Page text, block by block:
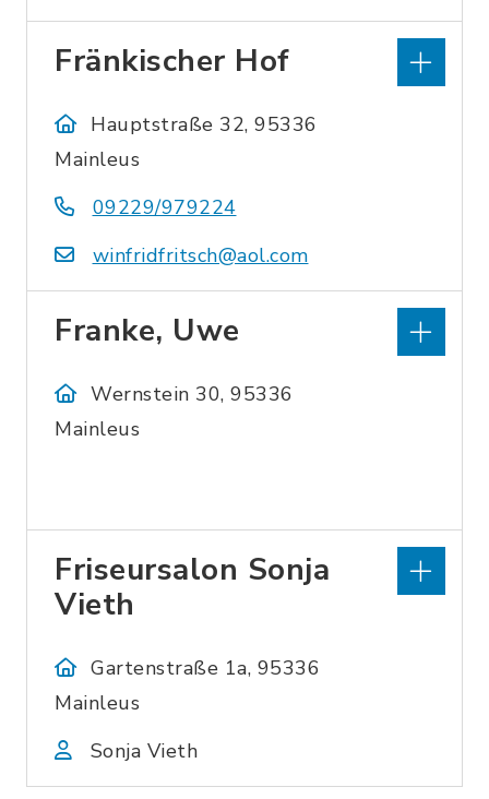
Fränkischer Hof
Hauptstraße 32, 95336
Mainleus
09229/979224
winfridfritsch@aol.com
Franke, Uwe
Wernstein 30, 95336
Mainleus
Friseursalon Sonja
Vieth
Gartenstraße 1a, 95336
Mainleus
Sonja Vieth